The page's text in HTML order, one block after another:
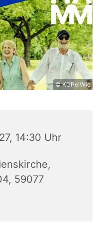
© KGPelWie
14:30 Uhr
59077